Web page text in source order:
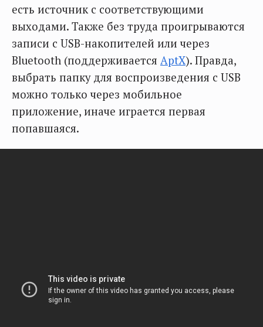
есть источник с соответствующими
выходами. Также без труда проигрываются
записи с USB-накопителей или через
Bluetooth (поддерживается AptX). Правда,
выбрать папку для воспроизведения с USB
можно только через мобильное
приложение, иначе играется первая
попавшаяся.